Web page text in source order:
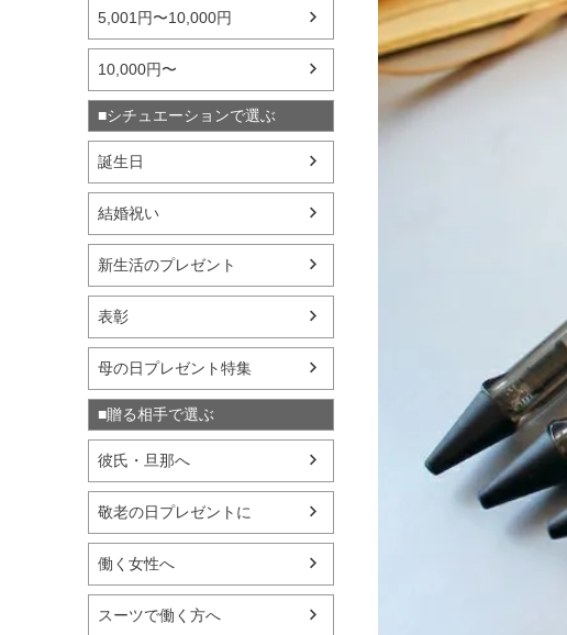
5,001円〜10,000円
10,000円〜
■シチュエーションで選ぶ
誕生日
結婚祝い
新生活のプレゼント
表彰
母の日プレゼント特集
■贈る相手で選ぶ
彼氏・旦那へ
敬老の日プレゼントに
働く女性へ
スーツで働く方へ